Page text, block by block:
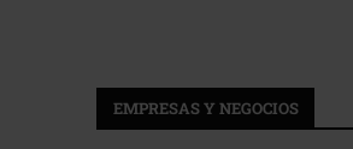
EMPRESAS Y NEGOCIOS